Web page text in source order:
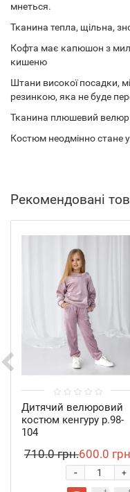
мнеться.
Тканина тепла, щільна,
Кофта має капюшон з
кишеню
Штани високої посадки,
резинкою, яка не буде
Тканина плюшевий велюр
Костюм неодмінно стане
Рекомендовані
Дитячий велюровий
костюм кенгуру р.98-
104
710.0 грн.600.0
+
-